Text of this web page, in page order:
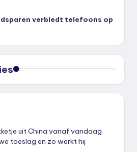
verbiedt telefoons op
uit China vanaf vandaag
toeslag en zo werkt hij